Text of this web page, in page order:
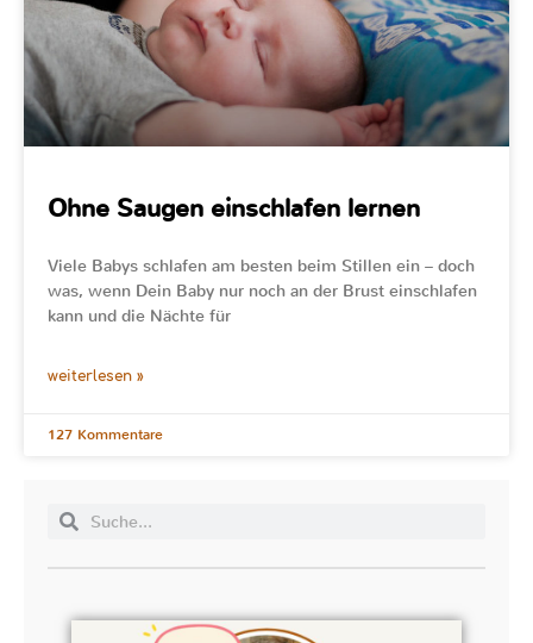
Ohne Saugen einschlafen lernen
Viele Babys schlafen am besten beim Stillen ein – doch
was, wenn Dein Baby nur noch an der Brust einschlafen
kann und die Nächte für
weiterlesen »
127 Kommentare